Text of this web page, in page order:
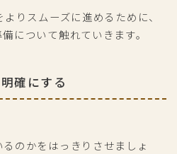
りスムーズに進めるために、
について触れていきます。
確にする
のかをはっきりさせましょ